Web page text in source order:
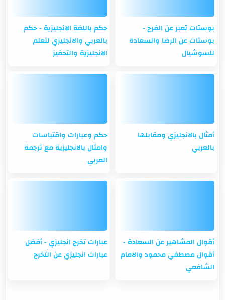
بوستات تعبر عن الفرح -
بوستات عن الرضا والسعادة
للسوشيال
حكم باللغة الانجليزية - حكم
بالعربي والانجليزي لتعلم
الانجليزية والتحفيز
أمثال بالانجليزي ومقابلها
بالعربي
حكم وعبارات واقتباسات
وامثال بالانجليزية مع ترجمة
العربي
أقوال المشاهير عن السعادة -
أقوال مصطفي محمود والامام
الشافعي
عبارات تخرج انجليزي - أفضل
عبارات انجليزي عن التخرج